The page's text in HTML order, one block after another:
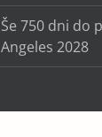
Še 750 dni do
Angeles 2028